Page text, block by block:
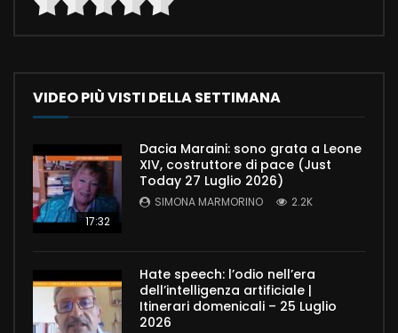
VIDEO PIÙ VISTI DELLA SETTIMANA
17:32
Dacia Maraini: sono grata a Leone
XIV, costruttore di pace (Just
Today 27 Luglio 2026)
SIMONA MARMORINO 2.2K
Hate speech: l’odio nell’era
dell’intelligenza artificiale |
Itinerari domenicali – 25 Luglio
2026